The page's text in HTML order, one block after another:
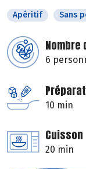
Apéritif Sans
Nombre
6
10 min
Cuisson
20 min